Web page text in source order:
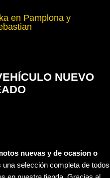
en Pamplona y
NUEVO
nuevas y de ocasion o
una selección completa de todos